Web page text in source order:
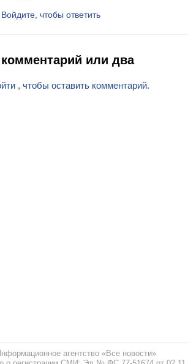
Войдите, чтобы ответить
или два
, чтобы оставить комментарий.
агентство «Все новости»